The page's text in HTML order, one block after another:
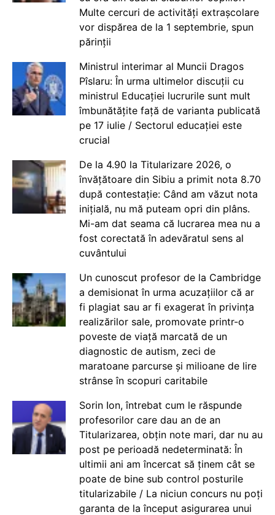
Multe cercuri de activități extrașcolare
vor dispărea de la 1 septembrie, spun
părinții
Ministrul interimar al Muncii Dragos
Pîslaru: În urma ultimelor discuții cu
ministrul Educației lucrurile sunt mult
îmbunătățite față de varianta publicată
pe 17 iulie / Sectorul educației este
crucial
De la 4.90 la Titularizare 2026, o
învățătoare din Sibiu a primit nota 8.70
după contestație: Când am văzut nota
inițială, nu mă puteam opri din plâns.
Mi-am dat seama că lucrarea mea nu a
fost corectată în adevăratul sens al
cuvântului
Un cunoscut profesor de la Cambridge
a demisionat în urma acuzațiilor că ar
fi plagiat sau ar fi exagerat în privința
realizărilor sale, promovate printr-o
poveste de viață marcată de un
diagnostic de autism, zeci de
maratoane parcurse și milioane de lire
strânse în scopuri caritabile
Sorin Ion, întrebat cum le răspunde
profesorilor care dau an de an
Titularizarea, obțin note mari, dar nu au
post pe perioadă nedeterminată: În
ultimii ani am încercat să ținem cât se
poate de bine sub control posturile
titularizabile / La niciun concurs nu poți
garanta de la început asigurarea unui